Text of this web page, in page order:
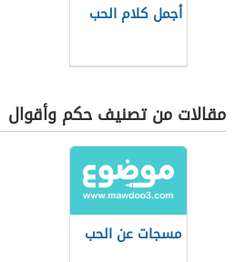
أجمل كلام الحب
مقالات من تصنيف حكم وأقوال
مسجات عن الحب